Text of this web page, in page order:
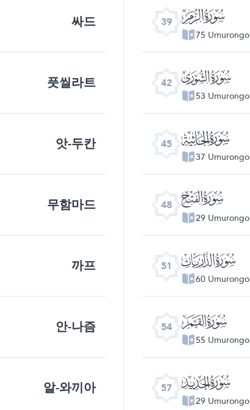
싸드 39 ﯔ
75 Umurongo
풋씰라트 42 ﯗ
53 Umurongo
앗-두칸 45 ﯚ
37 Umurongo
무함마드 48 ﯝ
29 Umurongo
까프 51 ﯠ
60 Umurongo
안-나즘 54 ﯣ
55 Umurongo
알-와끼아 57 ﯦ
29 Umurongo